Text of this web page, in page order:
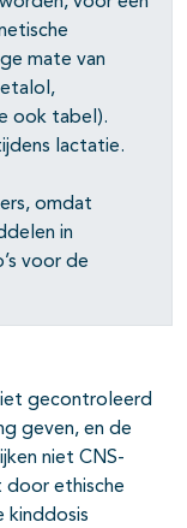
mate van
ook tabel).
lactatie.
omdat
in
voor de
gecontroleerd
geven, en de
niet CNS-
ethische
kinddosis